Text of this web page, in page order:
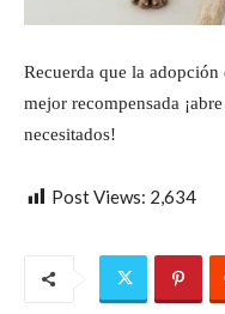
Recuerda que la adopción
mejor recompensada
necesitados!
Post Views: 2,634